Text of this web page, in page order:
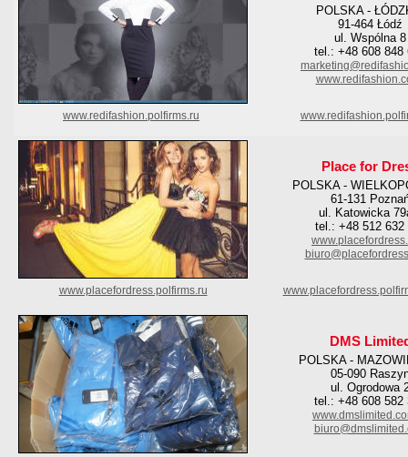
POLSKA -
91-464 Łódź
ul. Wspólna 8
tel.: +48 608 848
www.redifashion.polfirms.ru
Place for
POLSKA -
61-131
ul. Katowicka
tel.: +48 512 632
www.placefordress.polfirms.ru
DMS
POLSKA -
05-090
ul. Ogrodowa
tel.: +48 608 582